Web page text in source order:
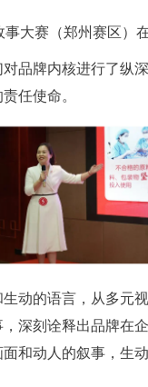
大赛（郑州赛区）
品牌内核进行了纵
任使命。
动的语言，从多元
深刻诠释出品牌在
和动人的叙事，生